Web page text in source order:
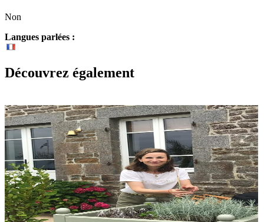
Non
Langues parlées :
Découvrez également